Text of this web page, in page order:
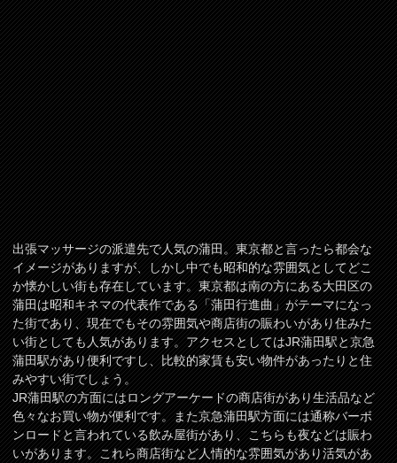
出張マッサージの派遣先で人気の蒲田。東京都と言ったら都会な
イメージがありますが、しかし中でも昭和的な雰囲気としてどこ
か懐かしい街も存在しています。東京都は南の方にある大田区の
蒲田は昭和キネマの代表作である「蒲田行進曲」がテーマになっ
た街であり、現在でもその雰囲気や商店街の賑わいがあり住みた
い街としても人気があります。アクセスとしてはJR蒲田駅と京急
蒲田駅があり便利ですし、比較的家賃も安い物件があったりと住
みやすい街でしょう。
JR蒲田駅の方面にはロングアーケードの商店街があり生活品など
色々なお買い物が便利です。また京急蒲田駅方面には通称バーボ
ンロードと言われている飲み屋街があり、こちらも夜などは賑わ
いがあります。これら商店街など人情的な雰囲気があり活気があ